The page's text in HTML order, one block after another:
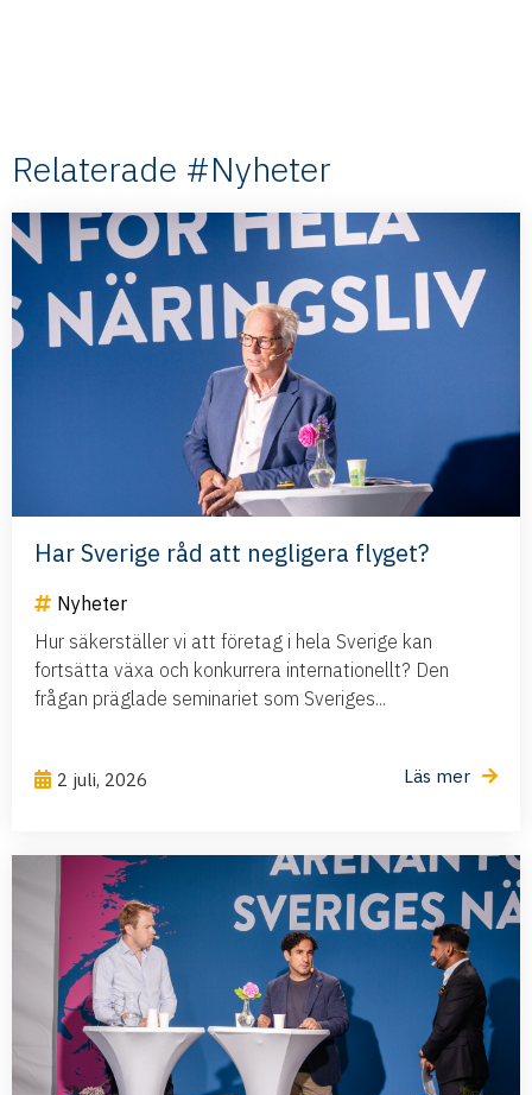
Relaterade #Nyheter
Har Sverige råd att negligera flyget?
Nyheter
Hur säkerställer vi att företag i hela Sverige kan
fortsätta växa och konkurrera internationellt? Den
frågan präglade seminariet som Sveriges...
2 juli, 2026 Läs mer